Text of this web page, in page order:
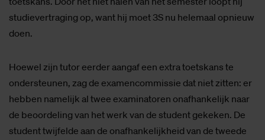
studievertraging op, want hij moet 3S nu helemaal opnieuw
doen.
Hoewel zijn tutor eerder aangaf een extra toetskans te
ondersteunen, zag de examencommissie dat niet zitten: er
hebben namelijk al twee examinatoren onafhankelijk naar
de beoordeling van het werk van de student gekeken. De
student twijfelde aan de onafhankelijkheid van de tweede